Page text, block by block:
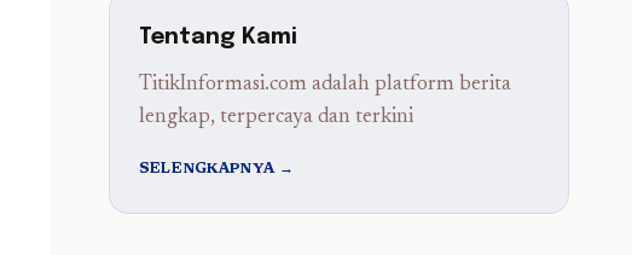
Tentang Kami
TitikInformasi.com adalah platform berita
lengkap, terpercaya dan terkini
SELENGKAPNYA →